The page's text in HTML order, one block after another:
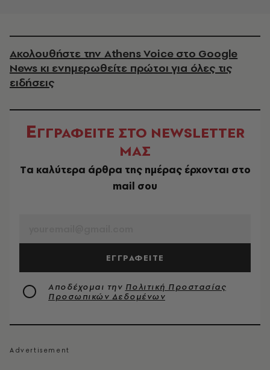
Ακολουθήστε την Athens Voice στο Google
News κι ενημερωθείτε πρώτοι για όλες τις
ειδήσεις
ΕΓΓΡΑΦΕΙΤΕ ΣΤΟ NEWSLETTER
ΜΑΣ
Tα καλύτερα άρθρα της ημέρας έρχονται στο
mail σου
ΕΓΓΡΑΦΕΙΤΕ
Αποδέχομαι την Πολιτική Προστασίας
Προσωπικών Δεδομένων